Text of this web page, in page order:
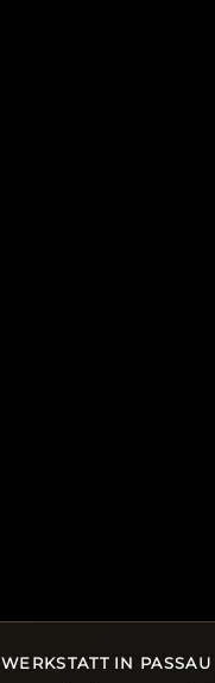
IN PASSAU